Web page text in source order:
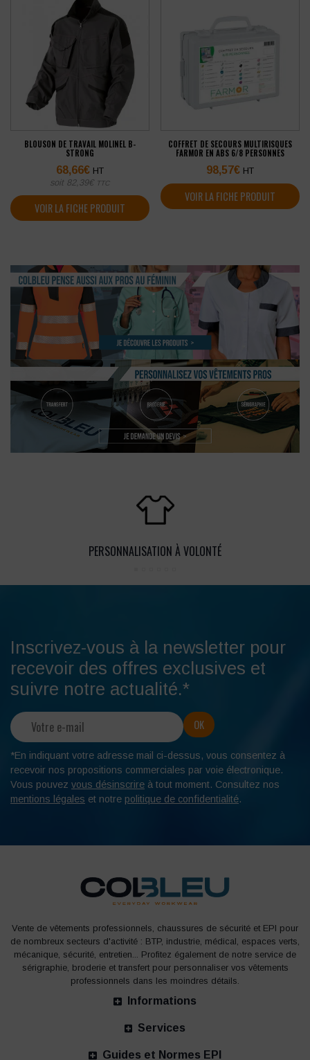
BLOUSON DE TRAVAIL MOLINEL B-
STRONG
68,66€ HT
soit 82,39€ TTC
VOIR LA FICHE PRODUIT
COFFRET DE SECOURS MULTIRISQUES
FARMOR EN ABS 6/8 PERSONNES
98,57€ HT
VOIR LA FICHE PRODUIT
PERSONNALISATION À VOLONTÉ
Inscrivez-vous à la newsletter pour
recevoir des offres exclusives et
suivre notre actualité.*
*En indiquant votre adresse mail ci-dessus, vous consentez à
recevoir nos propositions commerciales par voie électronique.
Vous pouvez vous désinscrire à tout moment. Consultez nos
mentions légales et notre politique de confidentialité.
Vente de vêtements professionnels, chaussures de sécurité et EPI pour
de nombreux secteurs d'activité : BTP, industrie, médical, espaces verts,
mécanique, sécurité, entretien... Profitez également de notre service de
sérigraphie, broderie et transfert pour personnaliser vos vêtements
professionnels dans les moindres détails.
Informations
Services
Guides et Normes EPI